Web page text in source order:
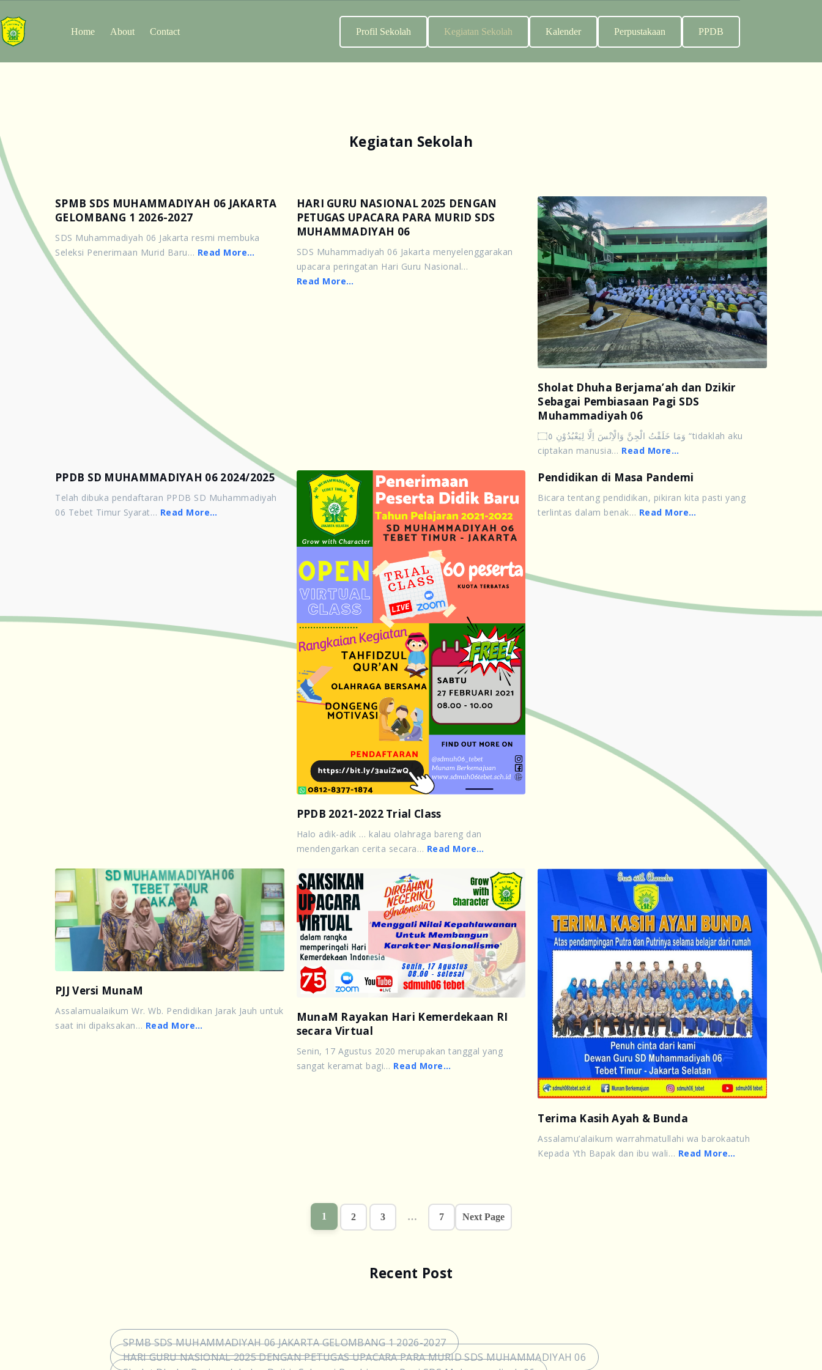
Home About Contact Profil Sekolah Kegiatan Sekolah Kalender Perpustakaan PPDB
Kegiatan Sekolah
SPMB SDS MUHAMMADIYAH 06 JAKARTA
GELOMBANG 1 2026-2027
SDS Muhammadiyah 06 Jakarta resmi membuka
Seleksi Penerimaan Murid Baru… Read More…
HARI GURU NASIONAL 2025 DENGAN
PETUGAS UPACARA PARA MURID SDS
MUHAMMADIYAH 06
SDS Muhammadiyah 06 Jakarta menyelenggarakan
upacara peringatan Hari Guru Nasional…
Read More…
Sholat Dhuha Berjama’ah dan Dzikir
Sebagai Pembiasaan Pagi SDS
Muhammadiyah 06
وَمَا خَلَقْتُ الْجِنَّ وَالْاِنْسَ اِلَّا لِيَعْبُدُوْنِ ۝٥ “tidaklah aku
ciptakan manusia… Read More…
PPDB SD MUHAMMADIYAH 06 2024/2025
Telah dibuka pendaftaran PPDB SD Muhammadiyah
06 Tebet Timur Syarat… Read More…
PPDB 2021-2022 Trial Class
Halo adik-adik … kalau olahraga bareng dan
mendengarkan cerita secara… Read More…
Pendidikan di Masa Pandemi
Bicara tentang pendidikan, pikiran kita pasti yang
terlintas dalam benak… Read More…
PJJ Versi MunaM
Assalamualaikum Wr. Wb. Pendidikan Jarak Jauh untuk
saat ini dipaksakan… Read More…
MunaM Rayakan Hari Kemerdekaan RI
secara Virtual
Senin, 17 Agustus 2020 merupakan tanggal yang
sangat keramat bagi… Read More…
Terima Kasih Ayah & Bunda
Assalamu’alaikum warrahmatullahi wa barokaatuh
Kepada Yth Bapak dan ibu wali… Read More…
1 2 3 … 7 Next Page
Recent Post
SPMB SDS MUHAMMADIYAH 06 JAKARTA GELOMBANG 1 2026-2027
HARI GURU NASIONAL 2025 DENGAN PETUGAS UPACARA PARA MURID SDS MUHAMMADIYAH 06